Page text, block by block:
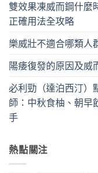
雙效果凍威而鋼什麼
正確用法全攻略
樂威壯不適合哪類人
陽痿復發的原因及威
必利勁（達泊西汀）
師：中秋食柚、朝早
手
熱點關注